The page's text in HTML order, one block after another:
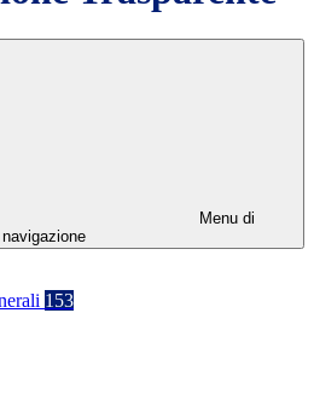
Menu di
navigazione
153